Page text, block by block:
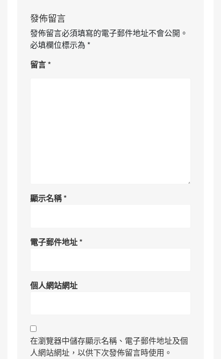
發佈留言
發佈留言必須填寫的電子郵件地址不會公開。
必填欄位標示為 *
留言*
顯示名稱*
電子郵件地址*
個人網站網址
在瀏覽器中儲存顯示名稱、電子郵件地址及個
人網站網址，以供下次發佈留言時使用。